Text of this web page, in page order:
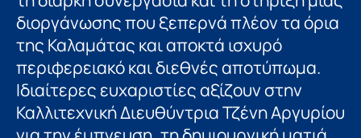
διοργάνωσης που ξεπερνά πλέον τα όρια
της Καλαμάτας και αποκτά ισχυρό
περιφερειακό και διεθνές αποτύπωμα.
Ιδιαίτερες ευχαριστίες αξίζουν στην
Καλλιτεχνική Διευθύντρια Τζένη Αργυρίου